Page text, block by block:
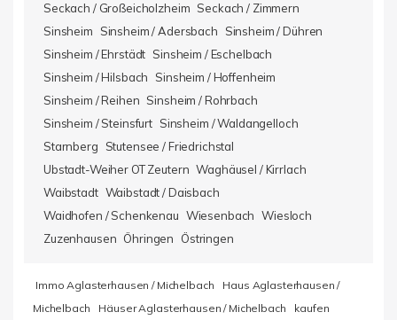
Seckach / Großeicholzheim Seckach / Zimmern
Sinsheim
Sinsheim / Adersbach
Sinsheim / Dühren
Sinsheim / Ehrstädt Sinsheim / Eschelbach
Sinsheim / Hilsbach
Sinsheim / Hoffenheim
Sinsheim / Reihen Sinsheim / Rohrbach
Sinsheim / Steinsfurt Sinsheim / Waldangelloch
Starnberg
Stutensee / Friedrichstal
Ubstadt-Weiher OT Zeutern Waghäusel / Kirrlach
Waibstadt Waibstadt / Daisbach
Waidhofen / Schenkenau Wiesenbach Wiesloch
Zuzenhausen Öhringen Östringen
Immo Aglasterhausen / Michelbach
Haus Aglasterhausen /
Michelbach
Häuser Aglasterhausen / Michelbach
kaufen